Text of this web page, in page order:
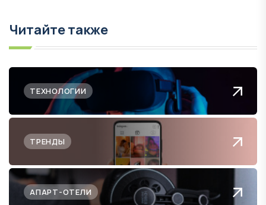
Читайте также
ТЕХНОЛОГИИ
ТРЕНДЫ
АПАРТ-ОТЕЛИ